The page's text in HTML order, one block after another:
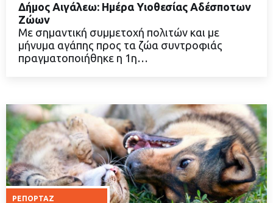
ΔΙΑΒΑΣΤΕ ΠΕΡΙΣΣΟΤΕΡΑ
Δήμος Αιγάλεω: Ημέρα Υιοθεσίας Αδέσποτων
Ζώων
Με σημαντική συμμετοχή πολιτών και με
μήνυμα αγάπης προς τα ζώα συντροφιάς
πραγματοποιήθηκε η 1η…
ΡΕΠΟΡΤΆΖ